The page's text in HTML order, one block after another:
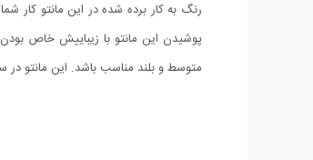
رنگ به کار برده شده در این مانتو کار
پوشیدن این مانتو با زیباییش خاص
متوسط و بلند مناسب باشد. این مانتو در سایز های 44 - 42 - 40 - 38 عرضه شده است. هنگام تکمیل فرم سفارش می توانید سایز